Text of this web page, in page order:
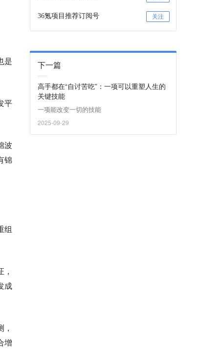
是
平
波
锦
组
成
增
36氪项目推荐订阅号 关注
下一篇
高手都在“自讨苦吃”：一项可以重塑人生的
关键技能
一项能改变一切的技能
2025-09-29